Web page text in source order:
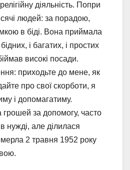
діяльність. Попри
людей: за порадою,
в біді. Вона приймала
і багатих, і простих
високі посади.
приходьте до мене, як
про свої скорботи, я
і допомагатиму.
за допомогу, часто
нужді, але ділилася
2 травня 1952 року